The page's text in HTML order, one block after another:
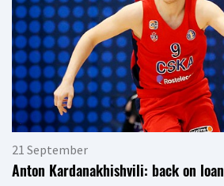
21 September
Anton Kardanakhishvili: back on loan